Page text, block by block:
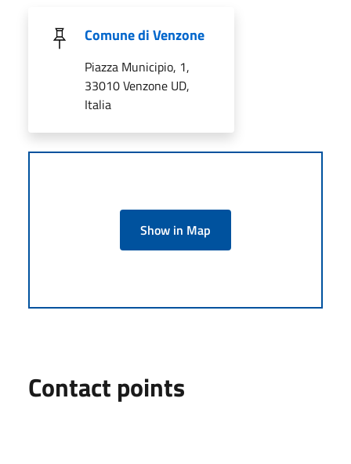
Comune di Venzone
Piazza Municipio, 1,
33010 Venzone UD,
Italia
Show in Map
Contact points